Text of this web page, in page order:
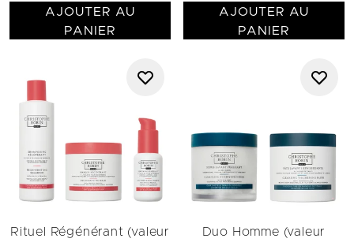
AJOUTER AU
PANIER
AJOUTER AU
PANIER
Rituel Régénérant (valeur
Duo Homme (valeur